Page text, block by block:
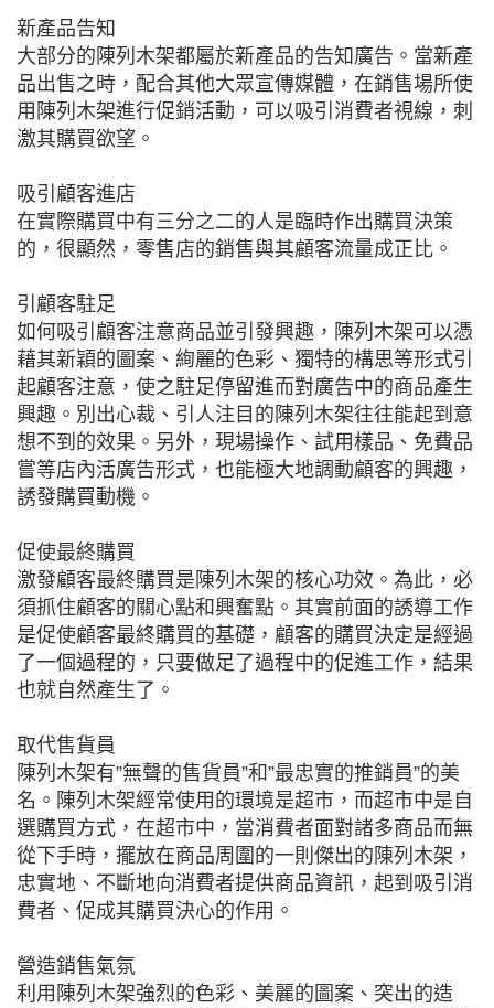
新產品告知
大部分的陳列木架都屬於新產品的告知廣告。當新產
品出售之時，配合其他大眾宣傳媒體，在銷售場所使
用陳列木架進行促銷活動，可以吸引消費者視線，刺
激其購買欲望。
吸引顧客進店
在實際購買中有三分之二的人是臨時作出購買決策
的，很顯然，零售店的銷售與其顧客流量成正比。
引顧客駐足
如何吸引顧客注意商品並引發興趣，陳列木架可以憑
藉其新穎的圖案、絢麗的色彩、獨特的構思等形式引
起顧客注意，使之駐足停留進而對廣告中的商品產生
興趣。別出心裁、引人注目的陳列木架往往能起到意
想不到的效果。另外，現場操作、試用樣品、免費品
嘗等店內活廣告形式，也能極大地調動顧客的興趣，
誘發購買動機。
促使最終購買
激發顧客最終購買是陳列木架的核心功效。為此，必
須抓住顧客的關心點和興奮點。其實前面的誘導工作
是促使顧客最終購買的基礎，顧客的購買決定是經過
了一個過程的，只要做足了過程中的促進工作，結果
也就自然產生了。
取代售貨員
陳列木架有”無聲的售貨員”和”最忠實的推銷員”的美
名。陳列木架經常使用的環境是超市，而超市中是自
選購買方式，在超市中，當消費者面對諸多商品而無
從下手時，擺放在商品周圍的一則傑出的陳列木架，
忠實地、不斷地向消費者提供商品資訊，起到吸引消
費者、促成其購買決心的作用。
營造銷售氣氛
利用陳列木架強烈的色彩、美麗的圖案、突出的造